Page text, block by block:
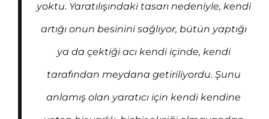
yoktu. Yaratılışındaki tasarı nedeniyle, kendi
artığı onun besinini sağlıyor, bütün yaptığı
ya da çektiği acı kendi içinde, kendi
tarafından meydana getiriliyordu. Şunu
anlamış olan yaratıcı için kendi kendine